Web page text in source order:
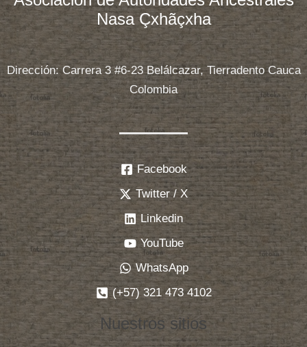
Nasa Çxhãçxha
Dirección: Carrera 3 #6-23 Belálcazar, Tierradento Cauca
Colombia
Facebook
Twitter / X
Linkedin
YouTube
WhatsApp
(+57) 321 473 4102
Nuestros sitios